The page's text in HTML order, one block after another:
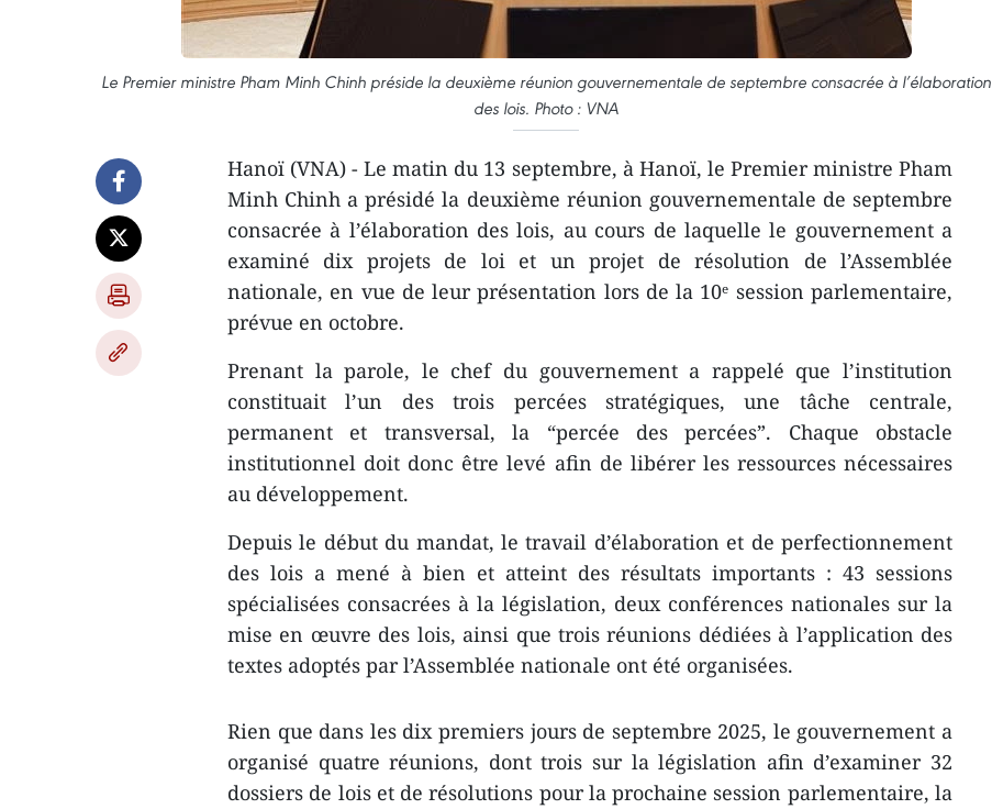
Le Premier ministre Pham Minh Chinh préside la deuxième réunion gouvernementale de septembre consacrée à l’élaboration
des lois. Photo : VNA
Hanoï (VNA) - Le matin du 13 septembre, à Hanoï, le Premier ministre Pham
Minh Chinh a présidé la deuxième réunion gouvernementale de septembre
consacrée à l’élaboration des lois, au cours de laquelle le gouvernement a
examiné dix projets de loi et un projet de résolution de l’Assemblée
nationale, en vue de leur présentation lors de la 10ᵉ session parlementaire,
prévue en octobre.
Prenant la parole, le chef du gouvernement a rappelé que l’institution
constituait l’un des trois percées stratégiques, une tâche centrale,
permanent et transversal, la “percée des percées”. Chaque obstacle
institutionnel doit donc être levé afin de libérer les ressources nécessaires
au développement.
Depuis le début du mandat, le travail d’élaboration et de perfectionnement
des lois a mené à bien et atteint des résultats importants : 43 sessions
spécialisées consacrées à la législation, deux conférences nationales sur la
mise en œuvre des lois, ainsi que trois réunions dédiées à l’application des
textes adoptés par l’Assemblée nationale ont été organisées.
Rien que dans les dix premiers jours de septembre 2025, le gouvernement a
organisé quatre réunions, dont trois sur la législation afin d’examiner 32
dossiers de lois et de résolutions pour la prochaine session parlementaire, la